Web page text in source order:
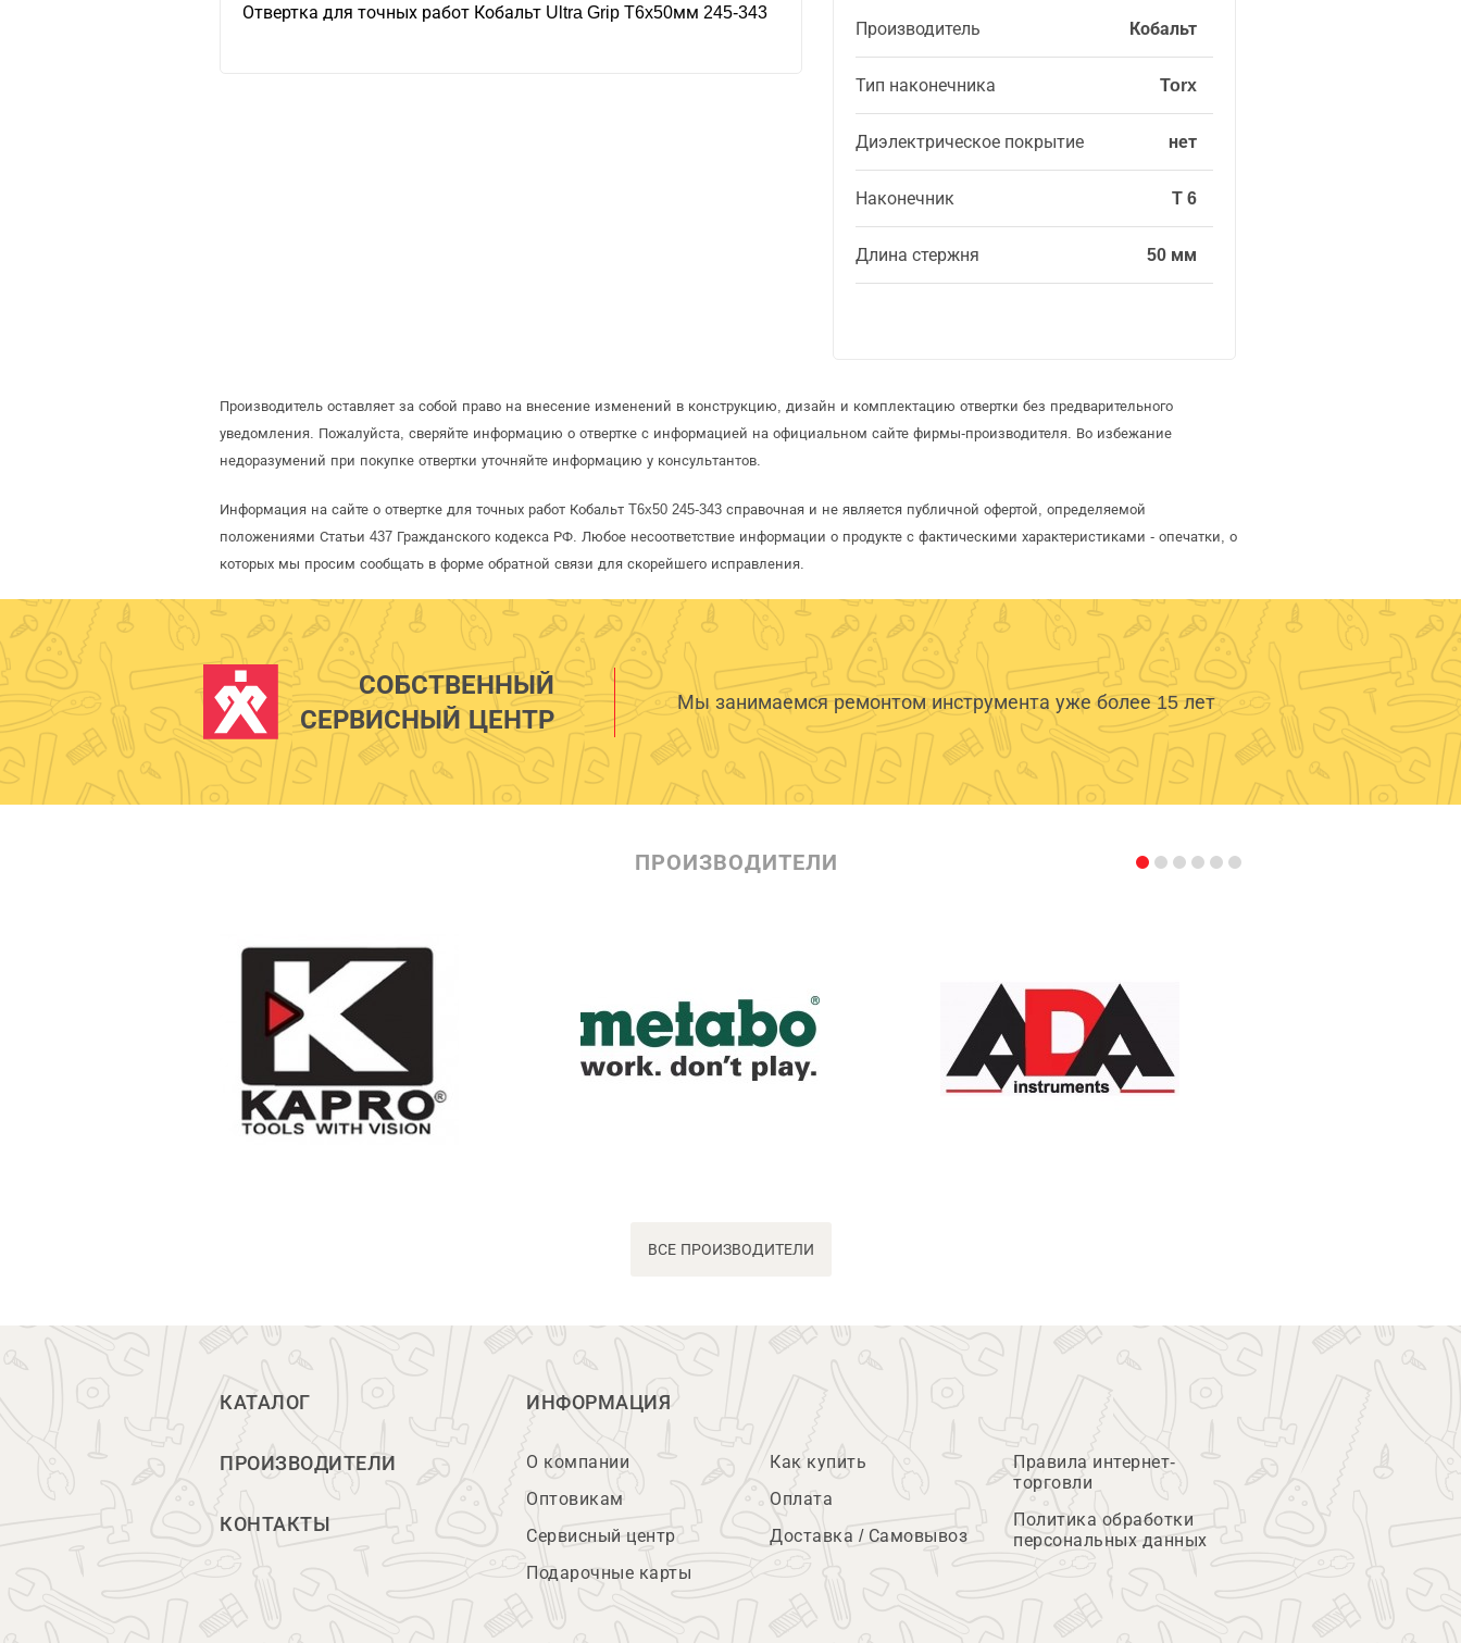
Производитель Кобальт
Тип наконечника Torx
Диэлектрическое покрытие нет
Наконечник T 6
Длина стержня 50 мм
Отвертка для точных работ Кобальт Ultra Grip T6x50мм 245-343
Производитель оставляет за собой право на внесение изменений в конструкцию, дизайн и комплектацию отвертки без предварительного
уведомления. Пожалуйста, сверяйте информацию о отвертке с информацией на официальном сайте фирмы-производителя. Во избежание
недоразумений при покупке отвертки уточняйте информацию у консультантов.
Информация на сайте о отвертке для точных работ Кобальт T6x50 245-343 справочная и не является публичной офертой, определяемой
положениями Статьи 437 Гражданского кодекса РФ. Любое несоответствие информации о продукте с фактическими характеристиками - опечатки, о
которых мы просим сообщать в форме обратной связи для скорейшего исправления.
СОБСТВЕННЫЙ
СЕРВИСНЫЙ ЦЕНТР
Мы занимаемся ремонтом инструмента уже более 15 лет
ПРОИЗВОДИТЕЛИ
ВСЕ ПРОИЗВОДИТЕЛИ
КАТАЛОГ
ПРОИЗВОДИТЕЛИ
КОНТАКТЫ
ИНФОРМАЦИЯ
О компании
Оптовикам
Сервисный центр
Подарочные карты
Как купить
Оплата
Доставка / Самовывоз
Правила интернет-
торговли
Политика обработки
персональных данных